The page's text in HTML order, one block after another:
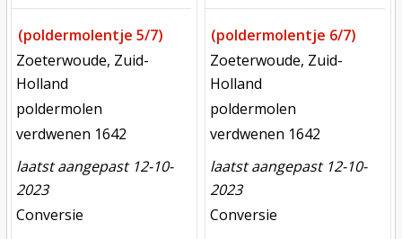
(poldermolentje 5/7)
locatie
Zoeterwoude, Zuid-
Holland
functie
poldermolen
verdwenen
verdwenen 1642
laatst aangepast 12-10-
2023
meest recente aanpassing
Conversie
(poldermolentje 6/7)
locatie
Zoeterwoude, Zuid-
Holland
functie
poldermolen
verdwenen
verdwenen 1642
laatst aangepast 12-10-
2023
meest recente aanpassing
Conversie